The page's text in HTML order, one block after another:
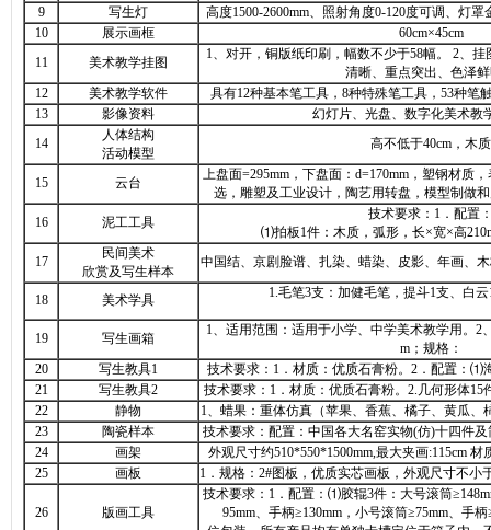
9
写生灯
高度1500-2600mm、照射角度0-120度可调、灯
10
展示画框
60cm×45cm
11
美术教学挂图
1、对开，铜版纸印刷，幅数不少于58幅。 2、
清晰、重点突出、色泽
12
美术教学软件
具有12种基本笔工具，8种特殊笔工具，53种笔
13
影像资料
幻灯片、光盘、数字化美术教
14
人体结构
活动模型
高不低于40cm，木质
15 云台
上盘面=295mm，下盘面：d=170mm，塑钢材质
选，雕塑及工业设计，陶艺用转盘，模型制做
16
泥工工具
技术要求：1．配置
⑴拍板1件：木质，弧形，长×宽×高
17
民间美术
欣赏及写生样本
中国结、京剧脸谱、扎染、蜡染、皮影、年画、
18 美术学具 1.毛笔3支：加健毛笔，提斗1支、白
19 写生画箱
1、适用范围：适用于小学、中学美术教学用。2
m；规格：
20
写生教具1
技术要求：1．材质：优质石膏粉。2．配置：
21
写生教具2
技术要求：1．材质：优质石膏粉。2.几何形体15
22
静物
1、蜡果：重体仿真（苹果、香蕉、橘子、黄瓜
23
陶瓷样本
技术要求：配置：中国各大名窑实物(仿)十四件
24
画架
外观尺寸约510*550*1500mm,最大夹画:115cm
25
画板 1．规格：2#图板，优质实芯画板，外观尺寸不小
26 版画工具
技术要求：1．配置：⑴胶辊3件：大号滚筒
95mm、手柄≥130mm，小号滚筒≥75mm、手